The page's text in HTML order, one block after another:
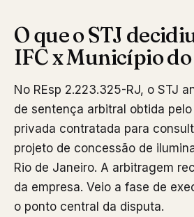
O que o STJ
IFC x Município
No REsp 2.223.325-RJ, o STJ
de sentença arbitral obtida pelo
privada contratada para
projeto de concessão de
Rio de Janeiro. A arbitragem
da empresa. Veio a fase de
o ponto central da disputa.